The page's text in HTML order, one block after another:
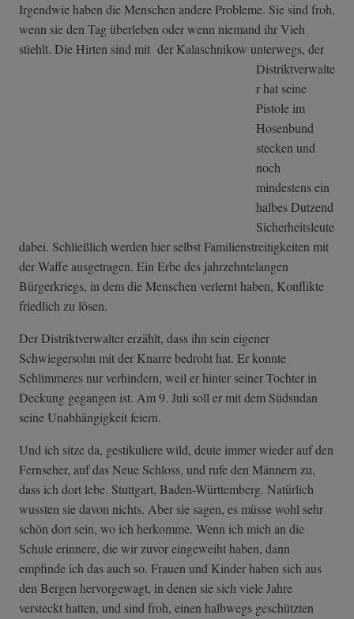
Irgendwie haben die Menschen andere Probleme. Sie sind froh,
wenn sie den Tag überleben oder wenn niemand ihr Vieh
stiehlt. Die Hirten sind mit der Kalaschnikow unterwegs, der
Distriktverwalte
r hat seine
Pistole im
Hosenbund
stecken und
noch
mindestens ein
halbes Dutzend
Sicherheitsleute
dabei. Schließlich werden hier selbst Familienstreitigkeiten mit
der Waffe ausgetragen. Ein Erbe des jahrzehntelangen
Bürgerkriegs, in dem die Menschen verlernt haben, Konflikte
friedlich zu lösen.
Der Distriktverwalter erzählt, dass ihn sein eigener
Schwiegersohn mit der Knarre bedroht hat. Er konnte
Schlimmeres nur verhindern, weil er hinter seiner Tochter in
Deckung gegangen ist. Am 9. Juli soll er mit dem Südsudan
seine Unabhängigkeit feiern.
Und ich sitze da, gestikuliere wild, deute immer wieder auf den
Fernseher, auf das Neue Schloss, und rufe den Männern zu,
dass ich dort lebe. Stuttgart, Baden-Württemberg. Natürlich
wussten sie davon nichts. Aber sie sagen, es müsse wohl sehr
schön dort sein, wo ich herkomme. Wenn ich mich an die
Schule erinnere, die wir zuvor eingeweiht haben, dann
empfinde ich das auch so. Frauen und Kinder haben sich aus
den Bergen hervorgewagt, in denen sie sich viele Jahre
versteckt hatten, und sind froh, einen halbwegs geschützten